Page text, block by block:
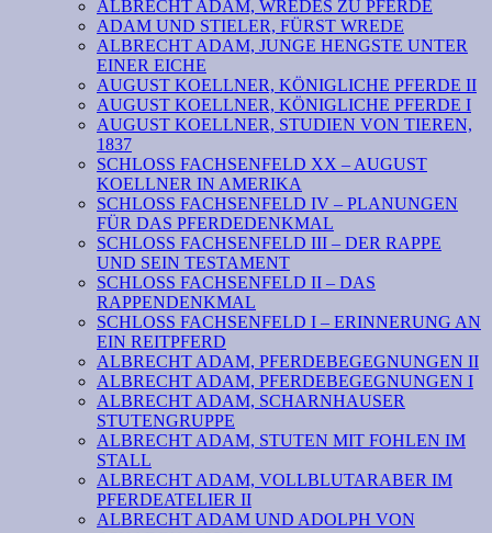
ALBRECHT ADAM, WREDES ZU PFERDE
ADAM UND STIELER, FÜRST WREDE
ALBRECHT ADAM, JUNGE HENGSTE UNTER
EINER EICHE
AUGUST KOELLNER, KÖNIGLICHE PFERDE II
AUGUST KOELLNER, KÖNIGLICHE PFERDE I
AUGUST KOELLNER, STUDIEN VON TIEREN,
1837
SCHLOSS FACHSENFELD XX – AUGUST
KOELLNER IN AMERIKA
SCHLOSS FACHSENFELD IV – PLANUNGEN
FÜR DAS PFERDEDENKMAL
SCHLOSS FACHSENFELD III – DER RAPPE
UND SEIN TESTAMENT
SCHLOSS FACHSENFELD II – DAS
RAPPENDENKMAL
SCHLOSS FACHSENFELD I – ERINNERUNG AN
EIN REITPFERD
ALBRECHT ADAM, PFERDEBEGEGNUNGEN II
ALBRECHT ADAM, PFERDEBEGEGNUNGEN I
ALBRECHT ADAM, SCHARNHAUSER
STUTENGRUPPE
ALBRECHT ADAM, STUTEN MIT FOHLEN IM
STALL
ALBRECHT ADAM, VOLLBLUTARABER IM
PFERDEATELIER II
ALBRECHT ADAM UND ADOLPH VON